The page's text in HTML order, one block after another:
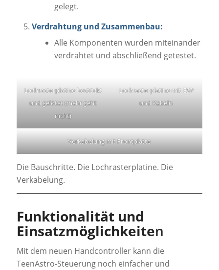
gelegt.
Verdrahtung und Zusammenbau:
Alle Komponenten wurden miteinander
verdrahtet und abschließend getestet.
Lochrasterplatine bestückt
und gelötet (mehr geht
nicht)
Lochrasterplatine mit ESP
und Kabeln
Verkabelung mit Frontplatte
Die Bauschritte. Die Lochrasterplatine. Die
Verkabelung.
Funktionalität und
Einsatzmöglichkeiten
Mit dem neuen Handcontroller kann die
TeenAstro-Steuerung noch einfacher und